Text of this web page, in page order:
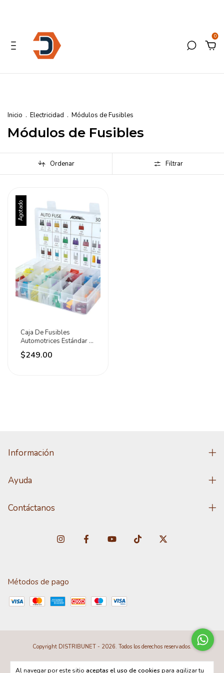
0
Al navegar por este sitio aceptas el uso de cookies para agilizar tu
Inicio . Electricidad . Módulos de Fusibles
Módulos de Fusibles
Ordenar Filtrar
Agotado
Caja De Fusibles
Automotrices Estándar Y
Mini 300pz Adir
$249.00
Información
Ayuda
Contáctanos
Métodos de pago
Copyright DISTRIBUNET - 2026. Todos los derechos reservados.